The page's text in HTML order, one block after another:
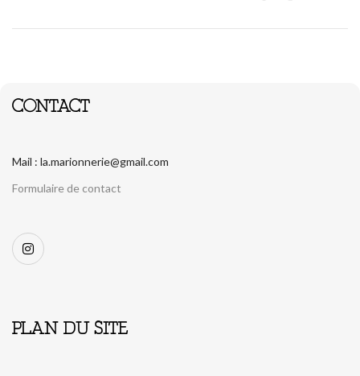
CONTACT
Mail : la.marionnerie@gmail.com
Formulaire de contact
PLAN DU SITE